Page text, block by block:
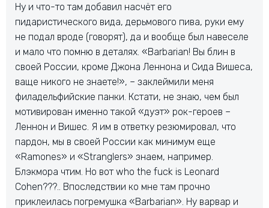
Ну и что-то там добавил насчёт его
пидаристического вида, дерьмового пива, руки ему
не подал вроде (говорят), да и вообще был навеселе
и мало что помню в деталях. «Barbarian! Вы блин в
своей России, кроме Джона Леннона и Сида Вишеса,
ваще никого не знаете!», – заклеймили меня
филадельфийские панки. Кстати, не знаю, чем был
мотивирован именно такой «дуэт» рок-героев –
Леннон и Вишес. Я им в ответку резюмировал, что
пардон, мы в своей России как минимум еще
«Ramones» и «Stranglers» знаем, например.
Блэкмора чтим. Но вот who the fuck is Leonard
Cohen???.. Впоследствии ко мне там прочно
приклеилась погремушка «Barbarian». Ну варвар и